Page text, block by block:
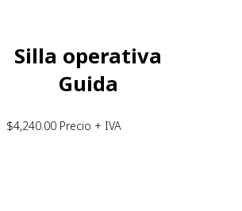
Silla operativa
Guida
$4,240.00 Precio + IVA